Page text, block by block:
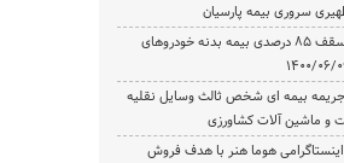
سروری بیمه پارسیان
تخفیف‌ تا سقف 85 درصدی بیمه بدنه خودروهای
بیمه ای شخص ثالث وسایل نقلیه
و ماشین آلات کشاورزی
اینستاگرامی هوما هنر با هدف فروش